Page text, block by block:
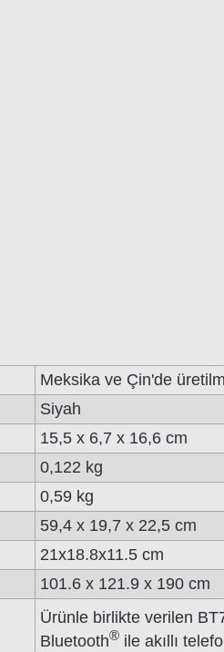
Meksika ve Çin'de
Siyah
15,5 x 6,7 x 16,6 cm
0,122 kg
0,59 kg
59,4 x 19,7 x 22,5 cm
21x18.8x11.5 cm
101.6 x 121.9 x 190 cm
Ürünle birlikte verilen
Bluetooth® ile akıllı